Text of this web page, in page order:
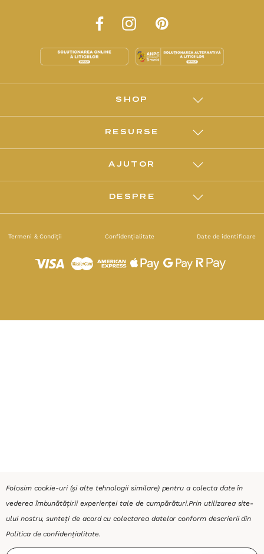
SHOP
RESURSE
AJUTOR
DESPRE
Termeni & Condiții Confidențialitate Date de identificare
Folosim cookie-uri (și alte tehnologii similare) pentru a colecta date în
vederea îmbunătățirii experienței tale de cumpărături.Prin utilizarea site-
ului nostru, sunteți de acord cu colectarea datelor conform descrierii din
Politica de confidențialitate.